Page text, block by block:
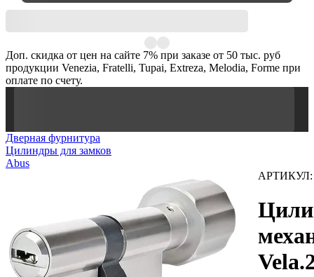
Доп. скидка от цен на сайте 7% при заказе от 50 тыс. руб
продукции Venezia, Fratelli, Tupai, Extreza, Melodia, Forme при
оплате по счету.
Дверная фурнитура
Цилиндры для замков
Abus